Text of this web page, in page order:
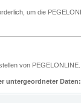
um die
von PEGELONLINE.
untergeordneter Daten: